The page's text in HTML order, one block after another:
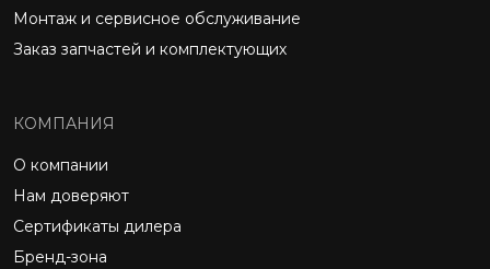
Монтаж и сервисное обслуживание
Заказ запчастей и комплектующих
КОМПАНИЯ
О компании
Нам доверяют
Сертификаты дилера
Бренд-зона